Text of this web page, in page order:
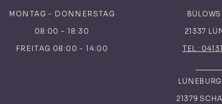
MONTAG - DONNERSTAG
08:00 - 18:30
FREITAG 08:00 - 14:00
21337
TEL.:
21379